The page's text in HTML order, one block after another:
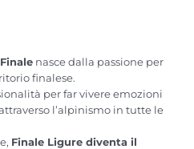
nasce dalla passione per
finalese.
per far vivere emozioni
l’alpinismo in tutte le
Finale Ligure diventa il